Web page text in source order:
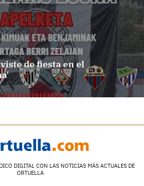
de fiesta en el
DIGITAL CON LAS NOTICIAS MÁS ACTUALES DE
ORTUELLA